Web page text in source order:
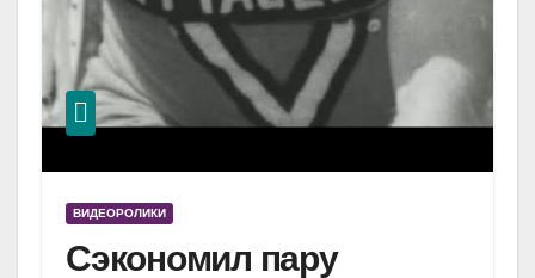
ВИДЕОРОЛИКИ
Сэкономил пару